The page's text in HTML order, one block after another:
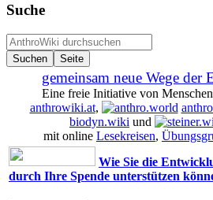
Suche
gemeinsam neue Wege der
Eine freie Initiative von
anthrowiki.at,
biodyn.wiki und
mit online Lesekreisen,
Wie Sie die
durch Ihre Spende unterstützen